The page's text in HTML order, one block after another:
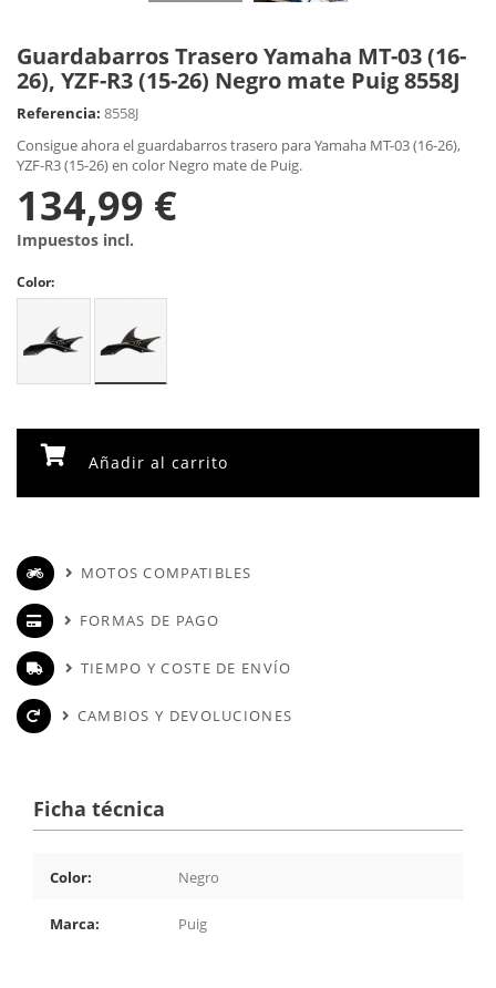
Guardabarros Trasero Yamaha MT-03 (16-
26), YZF-R3 (15-26) Negro mate Puig 8558J
Referencia: 8558J
Consigue ahora el guardabarros trasero para Yamaha MT-03 (16-26),
YZF-R3 (15-26) en color Negro mate de Puig.
134,99 €
Impuestos incl.
Color:
Añadir al carrito
MOTOS COMPATIBLES
FORMAS DE PAGO
TIEMPO Y COSTE DE ENVÍO
CAMBIOS Y DEVOLUCIONES
Ficha técnica
Color: Negro
Marca: Puig